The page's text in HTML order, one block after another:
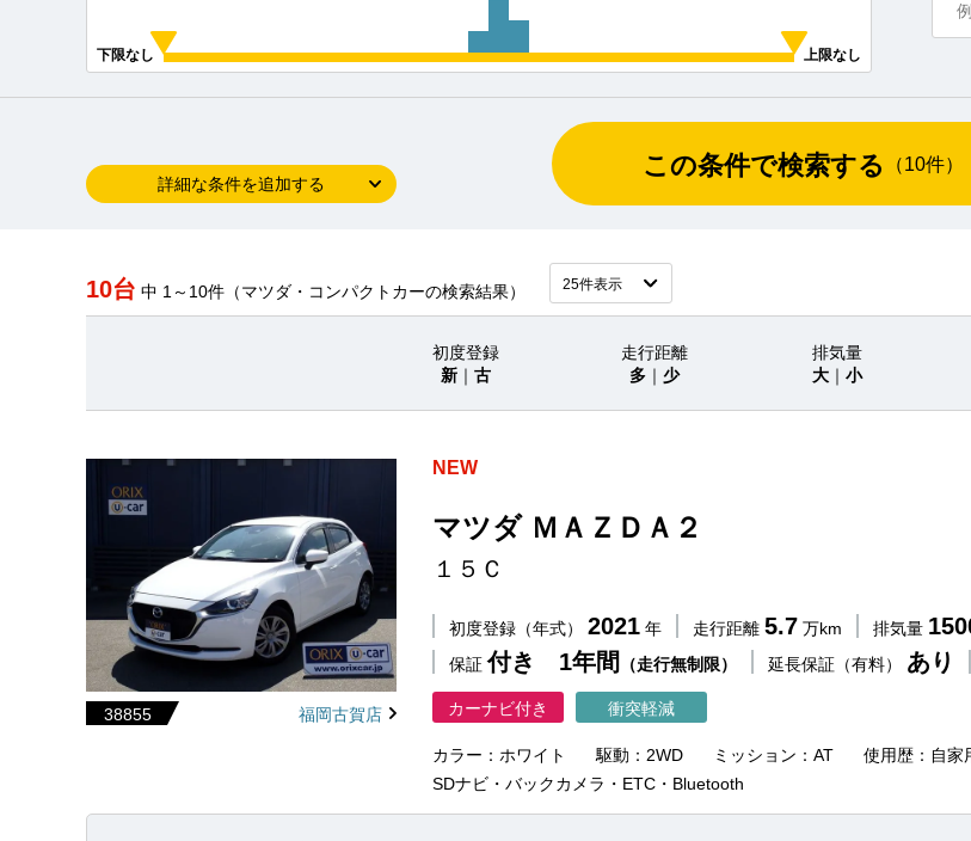
下限なし 上限なし
詳細な条件を追加する
この条件で検索する （10件）
10台 中 1～10件（マツダ・コンパクトカーの検索結果）
初度登録
新 ｜ 古
走行距離
多 ｜ 少
排気量
大 ｜ 小
38855 福岡古賀店
NEW
マツダ ＭＡＺＤＡ２
１５Ｃ
初度登録（年式） 2021 年 走行距離 5.7 万km 排気量
保証付き 1年間 （走行無制限） 延長保証（有料） あり
カーナビ付き 衝突軽減
カラー：ホワイト 駆動：2WD ミッション：AT
使用歴：自家
SDナビ・バックカメラ・ETC・Bluetooth